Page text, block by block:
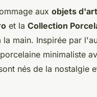
aux objets d'art
et la Collection
main. Inspirée par
minimaliste
nés de la nostalgie